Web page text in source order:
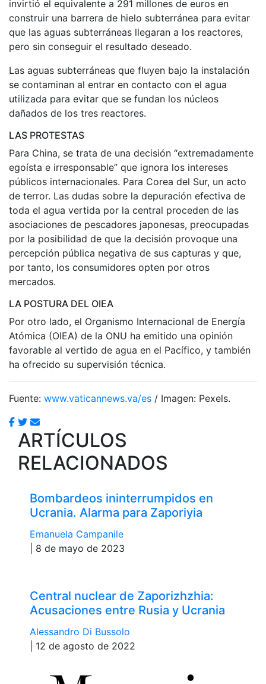
invirtió el equivalente a 291 millones de euros en
construir una barrera de hielo subterránea para evitar
que las aguas subterráneas llegaran a los reactores,
pero sin conseguir el resultado deseado.
Las aguas subterráneas que fluyen bajo la instalación
se contaminan al entrar en contacto con el agua
utilizada para evitar que se fundan los núcleos
dañados de los tres reactores.
LAS PROTESTAS
Para China, se trata de una decisión “extremadamente
egoísta e irresponsable” que ignora los intereses
públicos internacionales. Para Corea del Sur, un acto
de terror. Las dudas sobre la depuración efectiva de
toda el agua vertida por la central proceden de las
asociaciones de pescadores japonesas, preocupadas
por la posibilidad de que la decisión provoque una
percepción pública negativa de sus capturas y que,
por tanto, los consumidores opten por otros
mercados.
LA POSTURA DEL OIEA
Por otro lado, el Organismo Internacional de Energía
Atómica (OIEA) de la ONU ha emitido una opinión
favorable al vertido de agua en el Pacífico, y también
ha ofrecido su supervisión técnica.
Fuente: www.vaticannews.va/es / Imagen: Pexels.
ARTÍCULOS
RELACIONADOS
Bombardeos ininterrumpidos en
Ucrania. Alarma para Zaporiyia
Emanuela Campanile
| 8 de mayo de 2023
Central nuclear de Zaporizhzhia:
Acusaciones entre Rusia y Ucrania
Alessandro Di Bussolo
| 12 de agosto de 2022